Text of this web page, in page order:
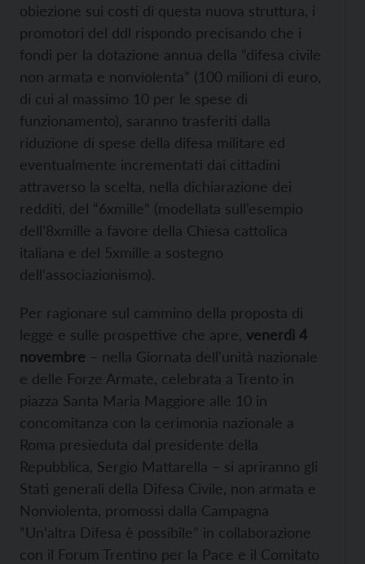
obiezione sui costi di questa nuova struttura, i
promotori del ddl rispondo precisando che i
fondi per la dotazione annua della “difesa civile
non armata e nonviolenta” (100 milioni di euro,
di cui al massimo 10 per le spese di
funzionamento), saranno trasferiti dalla
riduzione di spese della difesa militare ed
eventualmente incrementati dai cittadini
attraverso la scelta, nella dichiarazione dei
redditi, del “6xmille” (modellata sull’esempio
dell’8xmille a favore della Chiesa cattolica
italiana e del 5xmille a sostegno
dell’associazionismo).
Per ragionare sul cammino della proposta di
legge e sulle prospettive che apre, venerdì 4
novembre – nella Giornata dell'unità nazionale
e delle Forze Armate, celebrata a Trento in
piazza Santa Maria Maggiore alle 10 in
concomitanza con la cerimonia nazionale a
Roma presieduta dal presidente della
Repubblica, Sergio Mattarella – si apriranno gli
Stati generali della Difesa Civile, non armata e
Nonviolenta, promossi dalla Campagna
“Un’altra Difesa è possibile” in collaborazione
con il Forum Trentino per la Pace e il Comitato